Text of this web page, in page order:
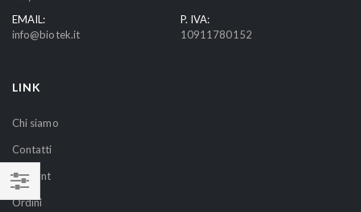
NAVIGA
n
o
a
e
w
s
EMAIL:
info@biotek.it
P. IVA:
10911780152
LINK
Chi siamo
Contatti
Account
Ordini